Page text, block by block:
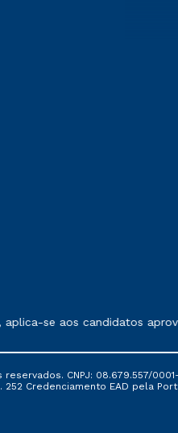
no contrato de
se aos candidatos
CNPJ: 08.679.557/
252 Credenciamento EAD pela